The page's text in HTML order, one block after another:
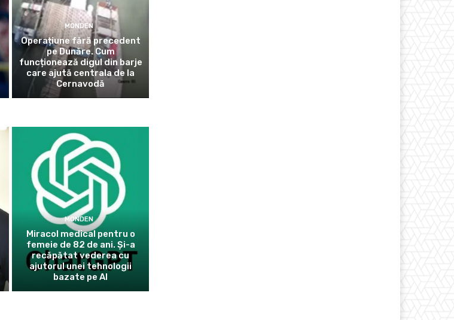
MONDEN
Operațiune fără precedent
pe Dunăre. Cum
funcționează digul din barje
care ajută centrala de la
Cernavodă
MONDEN
Miracol medical pentru o
femeie de 82 de ani. Și-a
recăpătat vederea cu
ajutorul unei tehnologii
bazate pe AI